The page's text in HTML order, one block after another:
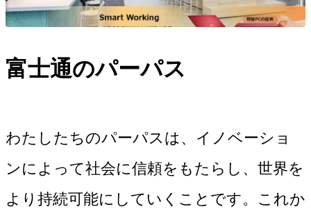
富士通のパーパス
わたしたちのパーパスは、イノベーショ
ンによって社会に信頼をもたらし、世界を
より持続可能にしていくことです。これか